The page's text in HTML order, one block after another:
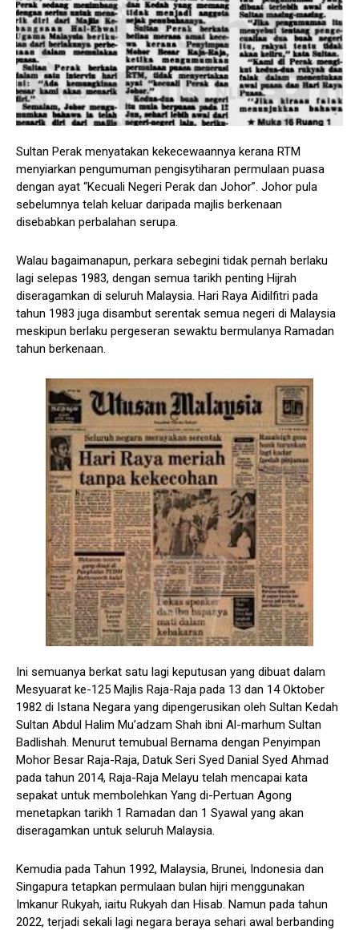
Sultan Perak menyatakan kekecewaannya kerana RTM
menyiarkan pengumuman pengisytiharan permulaan puasa
dengan ayat “Kecuali Negeri Perak dan Johor”. Johor pula
sebelumnya telah keluar daripada majlis berkenaan
disebabkan perbalahan serupa.
Walau bagaimanapun, perkara sebegini tidak pernah berlaku
lagi selepas 1983, dengan semua tarikh penting Hijrah
diseragamkan di seluruh Malaysia. Hari Raya Aidilfitri pada
tahun 1983 juga disambut serentak semua negeri di Malaysia
meskipun berlaku pergeseran sewaktu bermulanya Ramadan
tahun berkenaan.
Ini semuanya berkat satu lagi keputusan yang dibuat dalam
Mesyuarat ke-125 Majlis Raja-Raja pada 13 dan 14 Oktober
1982 di Istana Negara yang dipengerusikan oleh Sultan Kedah
Sultan Abdul Halim Mu’adzam Shah ibni Al-marhum Sultan
Badlishah. Menurut temubual Bernama dengan Penyimpan
Mohor Besar Raja-Raja, Datuk Seri Syed Danial Syed Ahmad
pada tahun 2014, Raja-Raja Melayu telah mencapai kata
sepakat untuk membolehkan Yang di-Pertuan Agong
menetapkan tarikh 1 Ramadan dan 1 Syawal yang akan
diseragamkan untuk seluruh Malaysia.
Kemudia pada Tahun 1992, Malaysia, Brunei, Indonesia dan
Singapura tetapkan permulaan bulan hijri menggunakan
Imkanur Rukyah, iaitu Rukyah dan Hisab. Namun pada tahun
2022, terjadi sekali lagi negara beraya sehari awal berbanding